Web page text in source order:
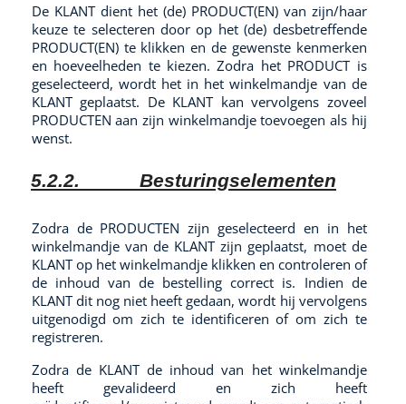
De KLANT dient het (de) PRODUCT(EN) van zijn/haar
keuze te selecteren door op het (de) desbetreffende
PRODUCT(EN) te klikken en de gewenste kenmerken
en hoeveelheden te kiezen. Zodra het PRODUCT is
geselecteerd, wordt het in het winkelmandje van de
KLANT geplaatst. De KLANT kan vervolgens zoveel
PRODUCTEN aan zijn winkelmandje toevoegen als hij
wenst.
5.2.2. Besturingselementen
Zodra de PRODUCTEN zijn geselecteerd en in het
winkelmandje van de KLANT zijn geplaatst, moet de
KLANT op het winkelmandje klikken en controleren of
de inhoud van de bestelling correct is. Indien de
KLANT dit nog niet heeft gedaan, wordt hij vervolgens
uitgenodigd om zich te identificeren of om zich te
registreren.
Zodra de KLANT de inhoud van het winkelmandje
heeft gevalideerd en zich heeft